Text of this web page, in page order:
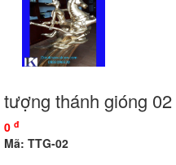
tượng thánh gióng 02
0 đ
Mã: TTG-02